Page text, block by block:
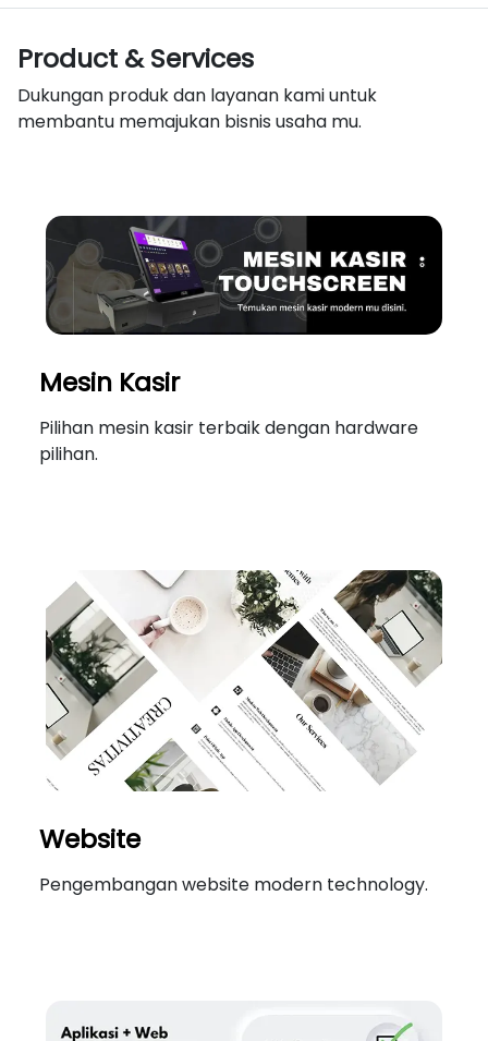
Product & Services
Dukungan produk dan layanan kami untuk
membantu memajukan bisnis usaha mu.
Mesin Kasir
Pilihan mesin kasir terbaik dengan hardware
pilihan.
Website
Pengembangan website modern technology.